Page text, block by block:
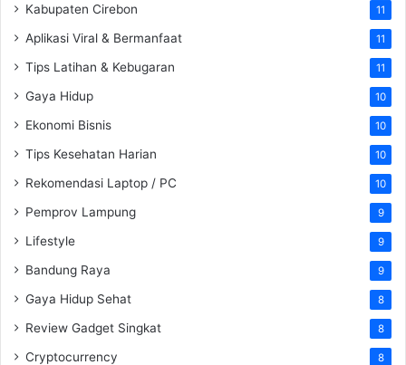
Kabupaten Cirebon 11
Aplikasi Viral & Bermanfaat 11
Tips Latihan & Kebugaran 11
Gaya Hidup 10
Ekonomi Bisnis 10
Tips Kesehatan Harian 10
Rekomendasi Laptop / PC 10
Pemprov Lampung 9
Lifestyle 9
Bandung Raya 9
Gaya Hidup Sehat 8
Review Gadget Singkat 8
Cryptocurrency 8